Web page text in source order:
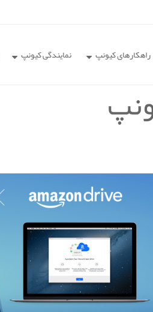
راهکارهای کیونپ نمایندگی کیونپ